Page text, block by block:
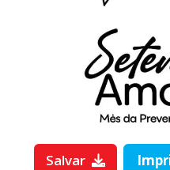
Salvar